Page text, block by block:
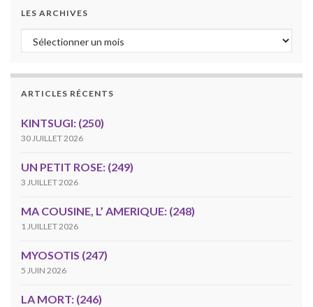
LES ARCHIVES
Les archives
ARTICLES RÉCENTS
KINTSUGI: (250)
30 JUILLET 2026
UN PETIT ROSE: (249)
3 JUILLET 2026
MA COUSINE, L’ AMERIQUE: (248)
1 JUILLET 2026
MYOSOTIS (247)
5 JUIN 2026
LA MORT: (246)